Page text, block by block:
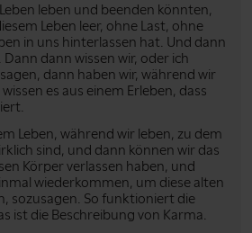
leben und beenden könnten,
Leben leer, ohne Last, ohne
in uns hinterlassen hat. Und dann
Dann dann wissen wir, oder ich
dann haben wir, während wir
es aus einem Erleben, dass
Leben, während wir leben, zu dem
sind, und dann können wir das
Körper verlassen haben, und
wiederkommen, um diese alten
sozusagen. So funktioniert die
ist die Beschreibung von Karma.